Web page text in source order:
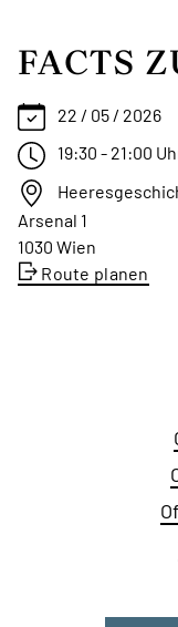
FACTS
22 / 05 / 2026
19:30 - 21:00
Arsenal 1
1030 Wien
Route planen